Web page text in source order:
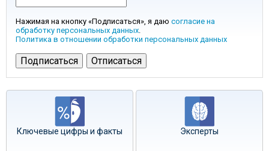
Нажимая на кнопку «Подписаться», я даю согласие на
обработку персональных данных.
Политика в отношении обработки персональных данных
Ключевые цифры и факты Эксперты